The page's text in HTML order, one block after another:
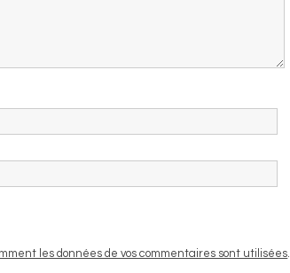
les données de vos commentaires sont utilisées.